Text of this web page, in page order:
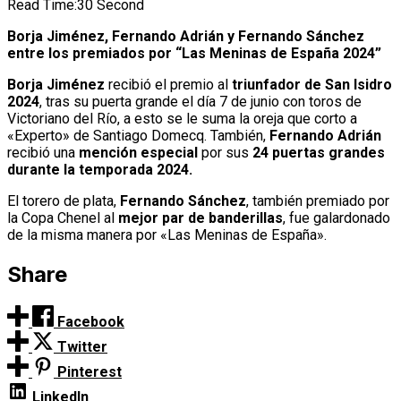
Read Time:30 Second
Borja Jiménez, Fernando Adrián y Fernando Sánchez
entre los premiados por “Las Meninas de España 2024”
Borja Jiménez recibió el premio al triunfador de San Isidro
2024, tras su puerta grande el día 7 de junio con toros de
Victoriano del Río, a esto se le suma la oreja que corto a
«Experto» de Santiago Domecq. También, Fernando Adrián
recibió una mención especial por sus 24 puertas grandes
durante la temporada 2024.
El torero de plata, Fernando Sánchez, también premiado por
la Copa Chenel al mejor par de banderillas, fue galardonado
de la misma manera por «Las Meninas de España».
Share
Facebook
Twitter
Pinterest
LinkedIn